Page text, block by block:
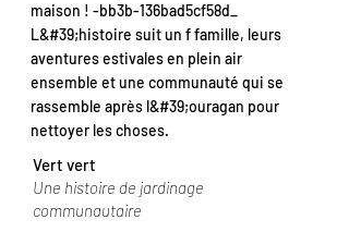
maison ! -bb3b-136bad5cf58d_
L&#39;histoire suit un f famille, leurs
aventures estivales en plein air
ensemble et une communauté qui se
rassemble après l&#39;ouragan pour
nettoyer les choses.
Vert vert
Une histoire de jardinage
communautaire